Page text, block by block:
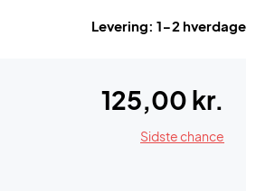
Levering: 1-2 hverdage
125,00 kr.
Sidste chance